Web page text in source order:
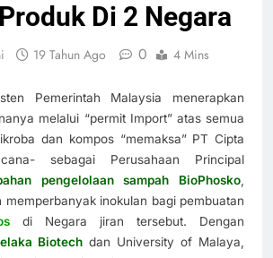
Di 2 Negara
19 Tahun Ago 0 4 Mins
Pemerintah Malaysia menerapkan
melalui “permit Import” atas semua
dan kompos “memaksa” PT Cipta
sebagai Perusahaan Principal
pengelolaan sampah BioPhosko,
memperbanyak inokulan bagi pembuatan
di Negara jiran tersebut. Dengan
Biotech dan University of Malaya,